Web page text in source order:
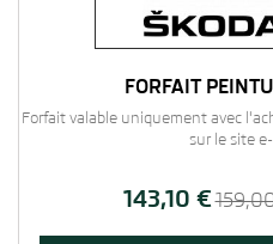
FORFAIT
Forfait valable uniquement avec
sur le site
143,10 €